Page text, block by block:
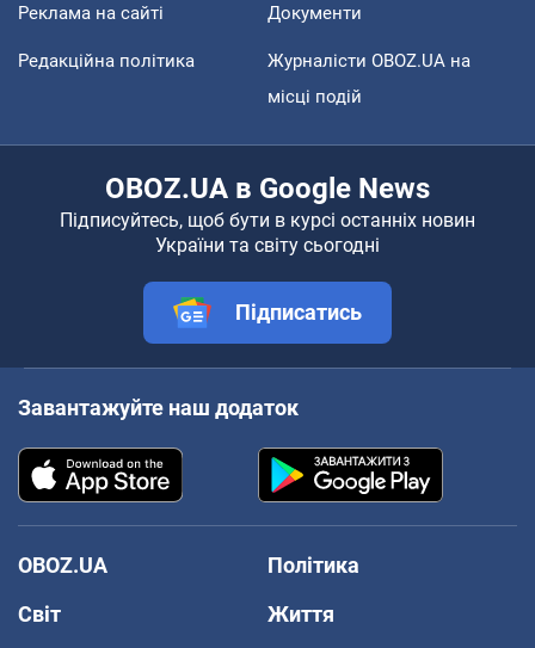
Реклама на сайті Документи
Редакційна політика
Журналісти OBOZ.UA на
місці подій
OBOZ.UA в Google News
Підписуйтесь, щоб бути в курсі останніх новин
України та світу сьогодні
Підписатись
Завантажуйте наш додаток
OBOZ.UA
Політика
Світ
Життя